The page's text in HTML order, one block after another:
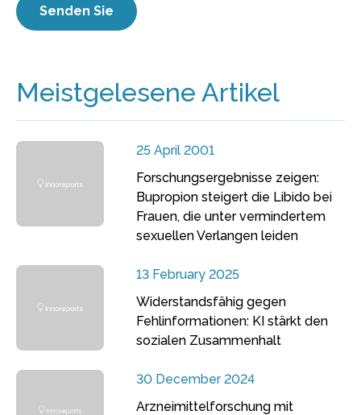
Meistgelesene Artikel
25 April 2001
Forschungsergebnisse zeigen:
Bupropion steigert die Libido bei
Frauen, die unter vermindertem
sexuellen Verlangen leiden
13 February 2025
Widerstandsfähig gegen
Fehlinformationen: KI stärkt den
sozialen Zusammenhalt
30 December 2024
Arzneimittelforschung mit